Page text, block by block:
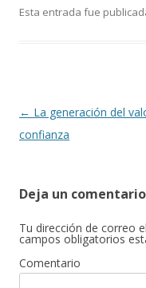
e
k
itt m
r
Esta entrada fue
Navegación
de
← La generación del
confianza
Deja un comentario
Tu dirección de correo
campos obligatorios
Comentario